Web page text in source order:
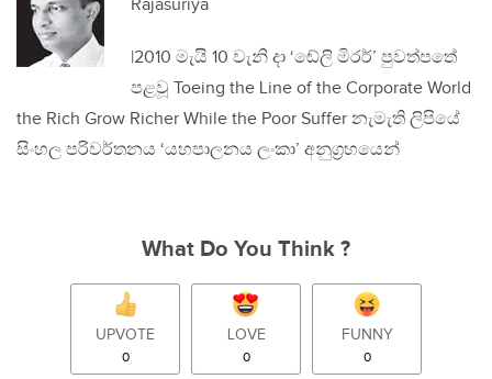
Rajasuriya
|2010 මැයි 10 වැනි දා ‘ඬේලි මිරර්’ පුවත්පතේ
පළවූ Toeing the Line of the Corporate World
the Rich Grow Richer While the Poor Suffer නැමැති ලිපියේ
සිංහල පරිවර්තනය ‘යහපාලනය ලංකා’ අනුග‍්‍රහයෙන්
What Do You Think ?
UPVOTE
0
LOVE
0
FUNNY
0